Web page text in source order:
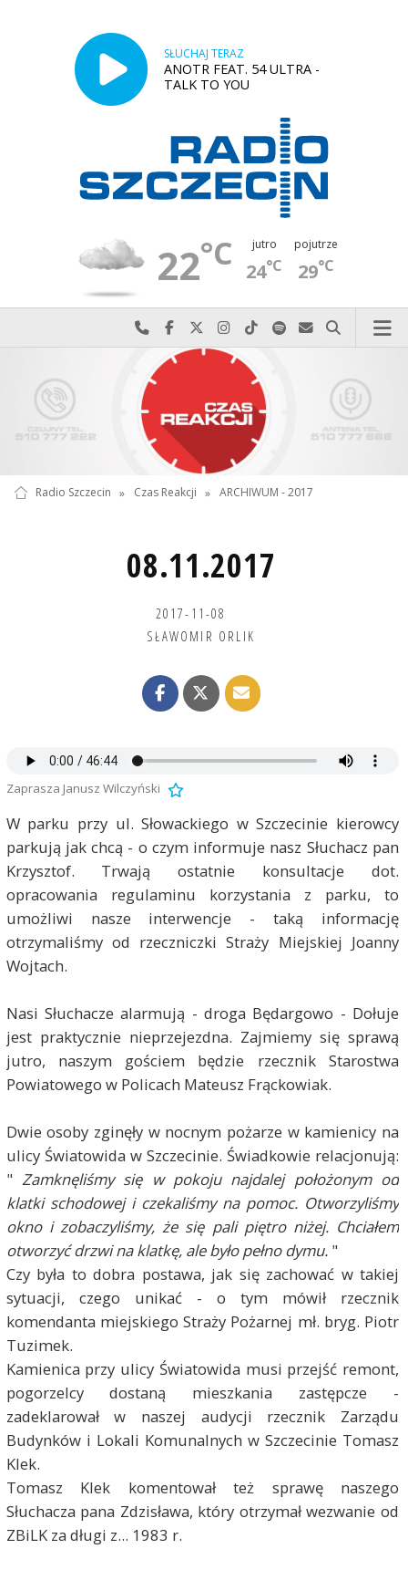
SŁUCHAJ TERAZ
ANOTR FEAT. 54 ULTRA -
TALK TO YOU
22°C jutro
24°C
pojutrze
29°C
Najlepiej po prostu do nas zadzwoń
Odwiedź nas na Facebook-u
Odwiedź nas na X
Odwiedź nas na Instagram-ie
Odwiedź nas na TikTok-u
Szukaj nas na Spotify
Wyślij do nas
Szukaj
Radio Szczecin » Czas Reakcji » ARCHIWUM - 2017
08.11.2017
2017-11-08
SŁAWOMIR ORLIK
Zaprasza Janusz Wilczyński
W parku przy ul. Słowackiego w Szczecinie kierowcy
parkują jak chcą - o czym informuje nasz Słuchacz pan
Krzysztof. Trwają ostatnie konsultacje dot.
opracowania regulaminu korzystania z parku, to
umożliwi nasze interwencje - taką informację
otrzymaliśmy od rzeczniczki Straży Miejskiej Joanny
Wojtach.
Nasi Słuchacze alarmują - droga Będargowo - Dołuje
jest praktycznie nieprzejezdna. Zajmiemy się sprawą
jutro, naszym gościem będzie rzecznik Starostwa
Powiatowego w Policach Mateusz Frąckowiak.
Dwie osoby zginęły w nocnym pożarze w kamienicy na
ulicy Światowida w Szczecinie. Świadkowie relacjonują:
" Zamknęliśmy się w pokoju najdalej położonym od
klatki schodowej i czekaliśmy na pomoc. Otworzyliśmy
okno i zobaczyliśmy, że się pali piętro niżej. Chciałem
otworzyć drzwi na klatkę, ale było pełno dymu."
Czy była to dobra postawa, jak się zachować w takiej
sytuacji, czego unikać - o tym mówił rzecznik
komendanta miejskiego Straży Pożarnej mł. bryg. Piotr
Tuzimek.
Kamienica przy ulicy Światowida musi przejść remont,
pogorzelcy dostaną mieszkania zastępcze -
zadeklarował w naszej audycji rzecznik Zarządu
Budynków i Lokali Komunalnych w Szczecinie Tomasz
Klek.
Tomasz Klek komentował też sprawę naszego
Słuchacza pana Zdzisława, który otrzymał wezwanie od
ZBiLK za długi z... 1983 r.